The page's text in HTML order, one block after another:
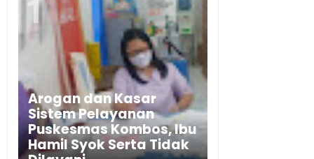
Arogan dan Kasar
Sistem Pelayanan
Puskesmas Kombos, Ibu
Hamil Syok Serta Tidak